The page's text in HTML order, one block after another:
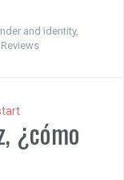
and identity,
Reviews
¿cómo